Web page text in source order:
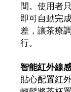
間。使用者
即可自動完
差，讓茶療
行。
智能紅外線
貼心配置紅